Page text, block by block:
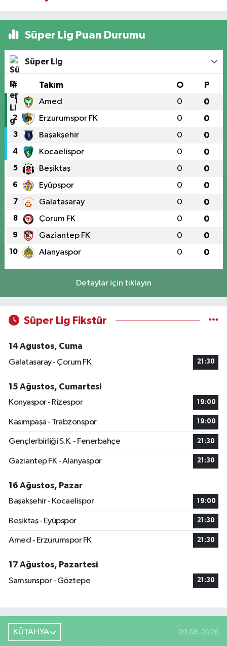
Süper Lig Puan Durumu
Süper Lig
# Takım O P
1 Amed 0 0
2 Erzurumspor FK 0 0
3 Başakşehir 0 0
4 Kocaelispor 0 0
5 Beşiktaş 0 0
6 Eyüpspor 0 0
7 Galatasaray 0 0
8 Çorum FK 0 0
9 Gaziantep FK 0 0
10 Alanyaspor 0 0
Detaylar için tıklayın
Süper Lig Fikstür
14 Ağustos, Cuma
Galatasaray - Çorum FK
21:30
15 Ağustos, Cumartesi
Konyaspor - Rizespor
19:00
Kasımpaşa - Trabzonspor 19:00
Gençlerbirliği S.K. - Fenerbahçe 21:30
Gaziantep FK - Alanyaspor 21:30
16 Ağustos, Pazar
Başakşehir - Kocaelispor
19:00
Beşiktaş - Eyüpspor 21:30
Amed - Erzurumspor FK 21:30
17 Ağustos, Pazartesi
Samsunspor - Göztepe
21:30
KÜTAHYA 09.08.2026